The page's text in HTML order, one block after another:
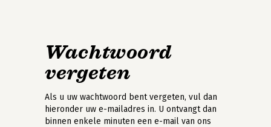
Wachtwoord
vergeten
Als u uw wachtwoord bent vergeten, vul dan
hieronder uw e-mailadres in. U ontvangt dan
binnen enkele minuten een e-mail van ons